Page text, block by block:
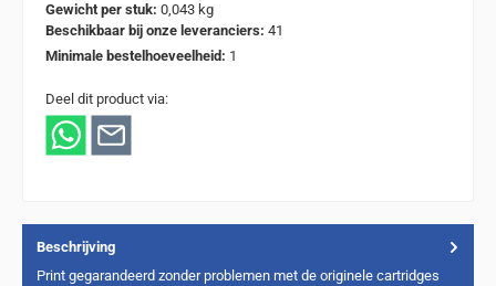
Gewicht per stuk: 0,043 kg
Beschikbaar bij onze leveranciers: 41
Minimale bestelhoeveelheid: 1
Deel dit product via:
Beschrijving
Print gegarandeerd zonder problemen met de originele cartridges